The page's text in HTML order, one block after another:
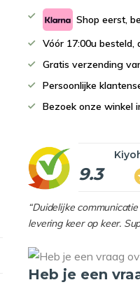
Shop eerst,
Vóór 17:00u
Gratis verzending
Persoonlijke
Bezoek onze winkel
9.3
“Duidelijke
levering keer op keer.
Heb je een